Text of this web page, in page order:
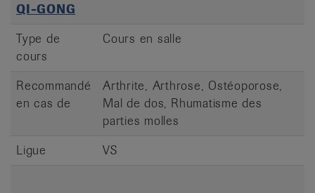
QI-GONG
Type de
cours
Cours en salle
Recommandé
en cas de
Arthrite, Arthrose, Ostéoporose,
Mal de dos, Rhumatisme des
parties molles
Ligue
VS